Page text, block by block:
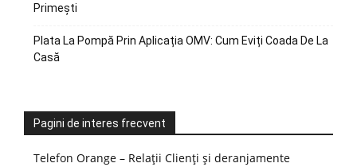
Primești
Plata La Pompă Prin Aplicația OMV: Cum Eviți Coada De La
Casă
Pagini de interes frecvent
Telefon Orange – Relații Clienți și deranjamente